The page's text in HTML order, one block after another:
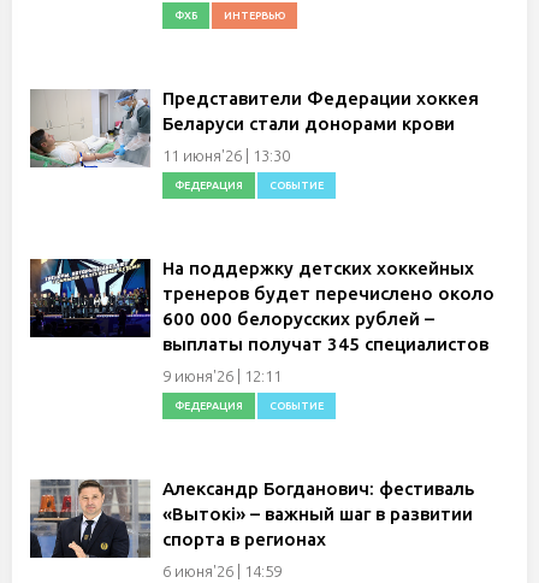
ФХБ ИНТЕРВЬЮ
Представители Федерации хоккея
Беларуси стали донорами крови
11 июня'26 | 13:30
ФЕДЕРАЦИЯ СОБЫТИЕ
На поддержку детских хоккейных
тренеров будет перечислено около
600 000 белорусских рублей –
выплаты получат 345 специалистов
9 июня'26 | 12:11
ФЕДЕРАЦИЯ СОБЫТИЕ
Александр Богданович: фестиваль
«Вытокi» – важный шаг в развитии
спорта в регионах
6 июня'26 | 14:59